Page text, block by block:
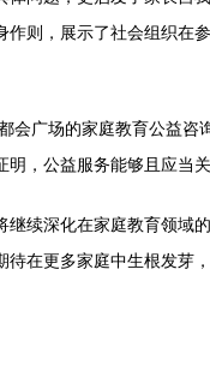
作则，展示了社会组织在
会广场的家庭教育公益
，公益服务能够且应当
继续深化在家庭教育领域
待在更多家庭中生根发芽